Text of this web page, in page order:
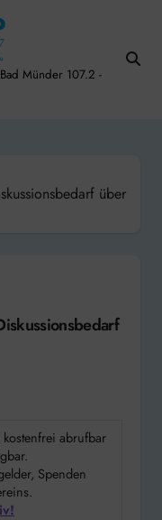
Münder 107.2 -
über
abrufbar
Spenden